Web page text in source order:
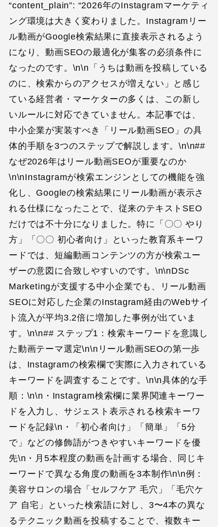
“content_plain”: “2026年のInstagramマーケティ
ング環境は大きく変わりました。Instagramリー
ル動画がGoogle検索結果に直接表示されるよう
になり、動画SEOの最適化が集客の必須条件に
なったのです。\n\n「うちは動画を投稿している
のに、検索からのアクセスが増えない」と感じ
ている経営者・マーケターの多くは、この新し
いルールに対応できていません。本記事では、
中小企業が実装すべき「リール動画SEO」の具
体的手順を3つのステップで解説します。\n\n##
なぜ2026年はリール動画SEOが重要なのか
\n\nInstagramが検索エンジンとしての機能を強
化し、Googleの検索結果にリール動画が表示さ
れる仕様になったことで、従来のテキストSEO
だけでは不十分になりました。特に「〇〇 やり
方」「〇〇 初心者向け」といった教育系キーワ
ードでは、短編動画コンテンツの方が検索ユー
ザーの意図に合致しやすいのです。\n\nDSc
Marketingが支援する中小企業でも、リール動画
SEOに対応した企業のInstagram経由のWebサイ
ト流入が平均3.2倍に増加した事例が出ていま
す。\n\n## ステップ1：検索キーワードを意識し
た動画テーマ選定\n\nリール動画SEOの第一歩
は、Instagramの検索欄で実際に入力されている
キーワードを調査することです。\n\n具体的な手
順：\n\n・Instagram検索欄に業界関連キーワー
ドを入力し、サジェスト表示される検索キーワ
ードを記録\n・「初心者向け」「簡単」「5分
で」などの修飾語がつきやすいキーワードを優
先\n・月5本程度の動画を計画する場合、同じキ
ーワードで異なる角度の動画を3本制作\n\n例：
美容サロンの場合「セルフケア 毛穴」「毛穴ケ
ア 自宅」といった検索語に対し、3〜4本の異な
るテクニック動画を投稿することで、複数キー